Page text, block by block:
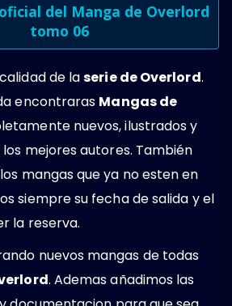
del Manga de Overlord
tomo 06
de laserie de Overlord.
encontraras Mangas de
nuevos, ilustrados y
mejores autores. También
mangas que ya no esten en
siempre su fecha de salida y el
la reserva.
nuevos mangas de todas
. Ademas añadimos las